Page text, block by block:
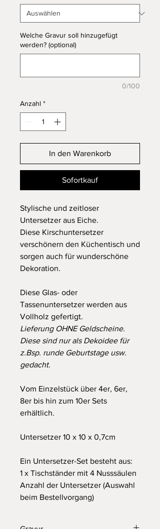
Welche Gravur soll hinzugefügt
werden? (optional)
0/100
Anzahl *
In den Warenkorb
Sofortkauf
Stylische und zeitloser
Untersetzer aus Eiche.
Diese Kirschuntersetzer
verschönern den Küchentisch und
sorgen auch für wunderschöne
Dekoration.
Diese Glas- oder
Tassenuntersetzer werden aus
Vollholz gefertigt.
Lieferung OHNE Geldscheine.
Diese sind nur als Dekoidee für
z.Bsp. runde Geburtstage usw.
gedacht.
Vom Einzelstück über 4er, 6er,
8er bis hin zum 10er Sets
erhältlich.
Untersetzer 10 x 10 x 0,7cm
Ein Untersetzer-Set besteht aus:
1 x Tischständer mit 4 Nusssäulen
Anzahl der Untersetzer (Auswahl
beim Bestellvorgang)